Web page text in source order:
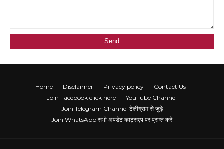
Home Disclaimer Privacy policy
Contact Us
Join Facebook click here
YouTube Channel
Join Telegram Channel टेलीग्राम से जुड़े
Join WhatsApp सभी अपडेट व्हाट्सएप पर प्राप्त करें